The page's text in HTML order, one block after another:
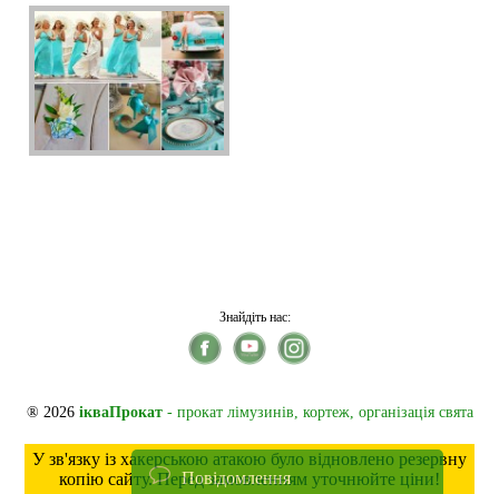
Знайдіть нас:
® 2026 ікваПрокат- прокат лімузинів, кортеж, організація свята
У зв'язку із хакерською атакою було відновлено резервну
копію сайту. Перед замовленням уточнюйте ціни!
Повідомлення